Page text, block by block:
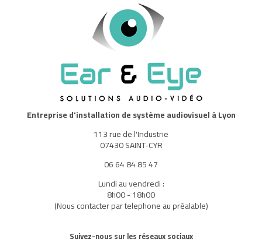
Entreprise d'installation de système audiovisuel à Lyon
113 rue de l'Industrie
07430 SAINT-CYR
06 64 84 85 47
Lundi au vendredi :
8h00 - 18h00
(Nous contacter par telephone au préalable)
Suivez-nous sur les réseaux sociaux